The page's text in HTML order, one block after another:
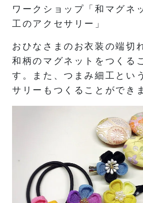
ワークショップ「和マグネ
工のアクセサリー」
おひなさまのお衣装の端切
和柄のマグネットをつくる
す。また、つまみ細工とい
サリーもつくることができ